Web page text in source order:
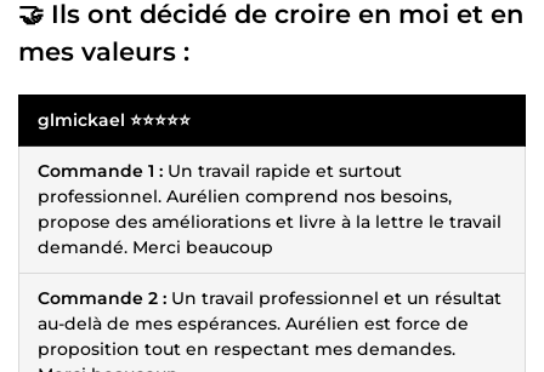
🤝 Ils ont décidé de croire en moi et en
mes valeurs :
glmickael ⭐⭐⭐⭐⭐
Commande 1 : Un travail rapide et surtout
professionnel. Aurélien comprend nos besoins,
propose des améliorations et livre à la lettre le travail
demandé. Merci beaucoup
Commande 2 : Un travail professionnel et un résultat
au-delà de mes espérances. Aurélien est force de
proposition tout en respectant mes demandes.